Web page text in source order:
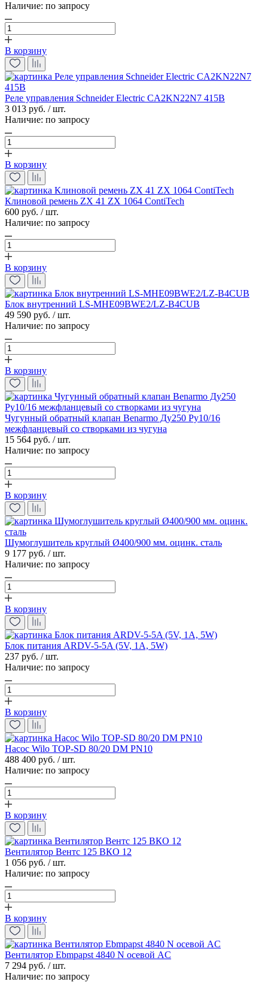
Наличие: по запросу
В корзину
Реле управления Schneider Electric CA2KN22N7 415В
3 013 руб. / шт.
Наличие: по запросу
В корзину
Клиновой ремень ZX 41 ZX 1064 ContiTech
600 руб. / шт.
Наличие: по запросу
В корзину
Блок внутренний LS-MHE09BWE2/LZ-B4CUB
49 590 руб. / шт.
Наличие: по запросу
В корзину
Чугунный обратный клапан Benarmo Ду250 Ру10/16
межфланцевый со створками из чугуна
15 564 руб. / шт.
Наличие: по запросу
В корзину
Шумоглушитель круглый Ø400/900 мм. оцинк. сталь
9 177 руб. / шт.
Наличие: по запросу
В корзину
Блок питания ARDV-5-5A (5V, 1A, 5W)
237 руб. / шт.
Наличие: по запросу
В корзину
Насос Wilo TOP-SD 80/20 DM PN10
488 400 руб. / шт.
Наличие: по запросу
В корзину
Вентилятор Вентс 125 ВКО 12
1 056 руб. / шт.
Наличие: по запросу
В корзину
Вентилятор Ebmpapst 4840 N осевой AC
7 294 руб. / шт.
Наличие: по запросу